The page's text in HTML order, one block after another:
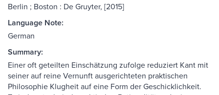
Berlin ; Boston : De Gruyter, [2015]
Language Note:
German
Summary:
Einer oft geteilten Einschätzung zufolge reduziert Kant mit
seiner auf reine Vernunft ausgerichteten praktischen
Philosophie Klugheit auf eine Form der Geschicklichkeit.